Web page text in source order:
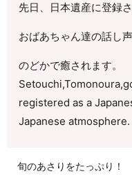
先日、日本遺産に登録
おばあちゃん達の話し
のどかで癒されます。
registered as a
Japanese atmosphere.
旬のあさりをたっぷり！